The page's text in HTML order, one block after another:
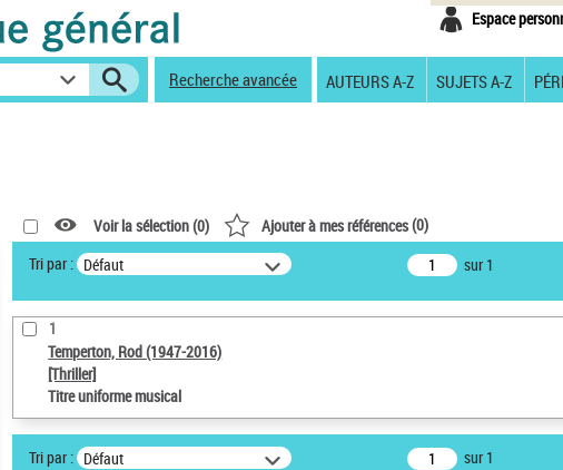
Espace
Recherche avancée AUTEURS A-Z SUJETS A-Z
Voir la sélection (0) Ajouter à mes références(0)
Tri par : Défaut sur 1
1
Temperton, Rod (1947-2016)
[Thriller]
Titre uniforme musical
Tri par : Défaut sur 1